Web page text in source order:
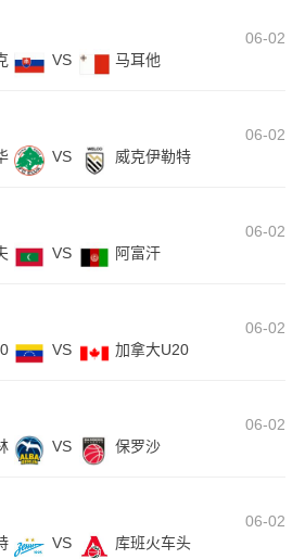
06-02
VS 马耳他
06-02
VS 威克伊勒特
06-02
VS 阿富汗
06-02
VS 加拿大U20
06-02
VS 保罗沙
06-02
VS 库班火车头